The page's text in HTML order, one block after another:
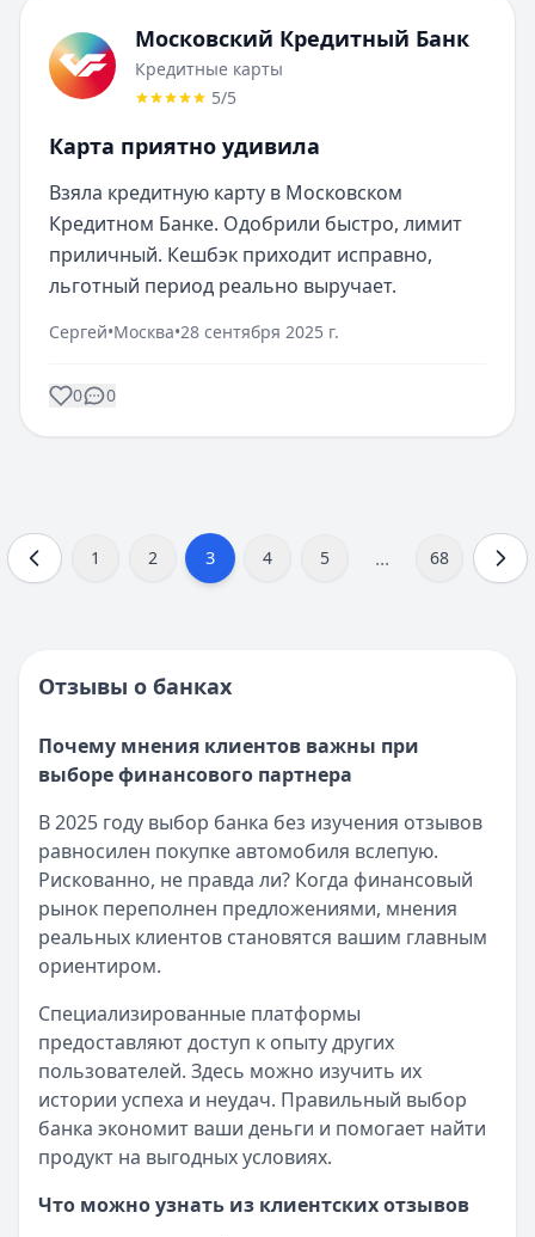
Московский Кредитный Банк
Кредитные карты
5/5
Карта приятно удивила
Взяла кредитную карту в Московском
Кредитном Банке. Одобрили быстро, лимит
приличный. Кешбэк приходит исправно,
льготный период реально выручает.
Сергей•Москва•28 сентября 2025 г.
0 0
1 2 3 4 5 ... 68
Отзывы о банках
Почему мнения клиентов важны при
выборе финансового партнера
В 2025 году выбор банка без изучения отзывов
равносилен покупке автомобиля вслепую.
Рискованно, не правда ли? Когда финансовый
рынок переполнен предложениями, мнения
реальных клиентов становятся вашим главным
ориентиром.
Специализированные платформы
предоставляют доступ к опыту других
пользователей. Здесь можно изучить их
истории успеха и неудач. Правильный выбор
банка экономит ваши деньги и помогает найти
продукт на выгодных условиях.
Что можно узнать из клиентских отзывов